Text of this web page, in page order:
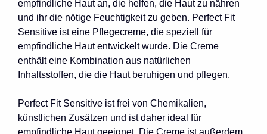
empfindliche Haut an, die helfen, die Haut zu nähren
und ihr die nötige Feuchtigkeit zu geben. Perfect Fit
Sensitive ist eine Pflegecreme, die speziell für
empfindliche Haut entwickelt wurde. Die Creme
enthält eine Kombination aus natürlichen
Inhaltsstoffen, die die Haut beruhigen und pflegen.
Perfect Fit Sensitive ist frei von Chemikalien,
künstlichen Zusätzen und ist daher ideal für
empfindliche Haut geeignet. Die Creme ist außerdem